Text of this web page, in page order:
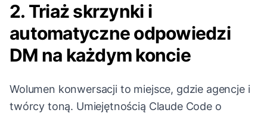
2. Triaż skrzynki i
automatyczne odpowiedzi
DM na każdym koncie
Wolumen konwersacji to miejsce, gdzie agencje i
twórcy toną. Umiejętnością Claude Code o